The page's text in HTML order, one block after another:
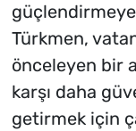
Türkmen,
önceleyen bir
karşı daha
getirmek için